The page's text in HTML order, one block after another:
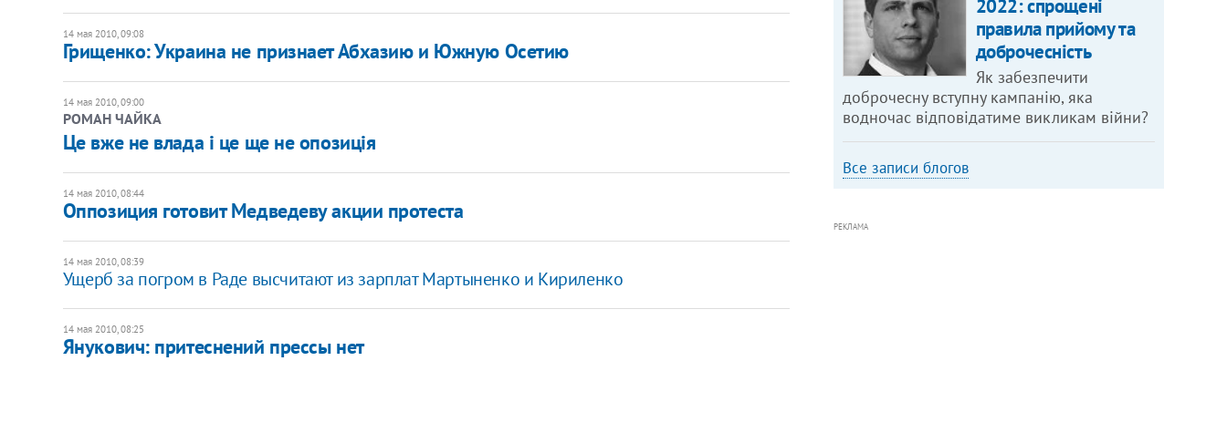
14 мая 2010, 09:08
Грищенко: Украина не признает Абхазию и Южную Осетию
14 мая 2010, 09:00
РОМАН ЧАЙКА
Це вже не влада і це ще не опозиція
14 мая 2010, 08:44
Оппозиция готовит Медведеву акции протеста
14 мая 2010, 08:39
Ущерб за погром в Раде высчитают из зарплат Мартыненко и Кириленко
14 мая 2010, 08:25
Янукович: притеснений прессы нет
2022: спрощені
правила прийому та
доброчесність
Як забезпечити
доброчесну вступну кампанію, яка
водночас відповідатиме викликам війни?
Все записи блогов
РЕКЛАМА